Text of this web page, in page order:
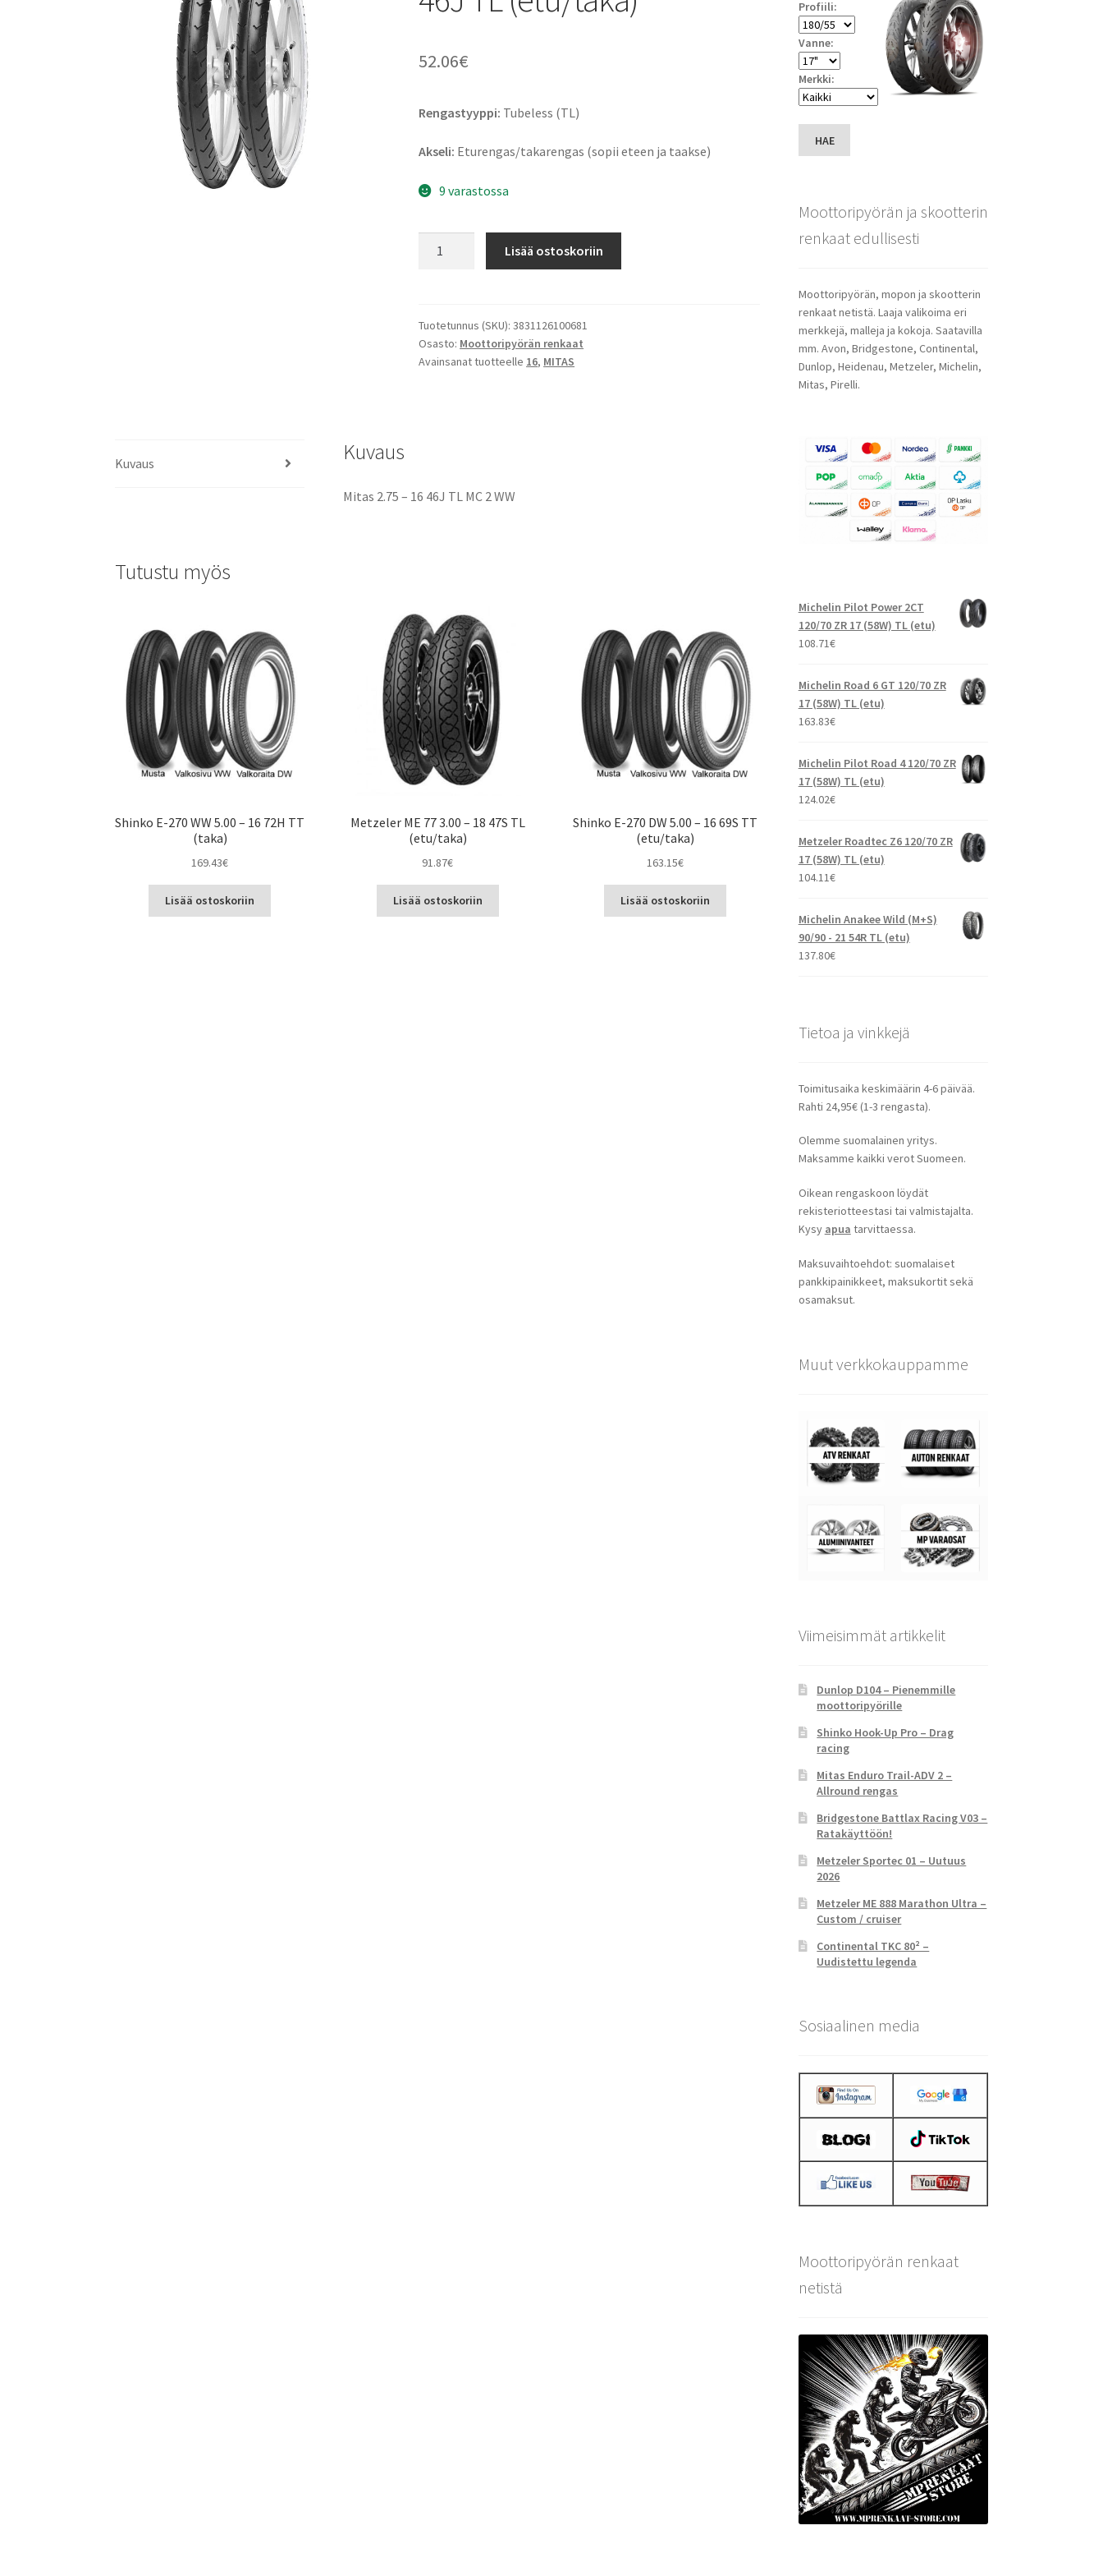
52.06€
Rengastyyppi: Tubeless (TL)
Akseli: Eturengas/takarengas (sopii eteen ja taakse)
9 varastossa
2.75
-
16
Lisää ostoskoriin
Tuotetunnus (SKU):3831126100681
Osasto: Moottoripyörän renkaat
Avainsanat tuotteelle 16, MITAS
Kuvaus Kuvaus
Mitas 2.75 – 16 46J TL MC 2 WW
Tutustu myös
Shinko E-270 WW 5.00 – 16 72H TT
(taka)
169.43€
Lisää ostoskoriin
Metzeler ME 77 3.00 – 18 47S TL
(etu/taka)
91.87€
Lisää ostoskoriin
Shinko E-270 DW 5.00 – 16 69S TT
(etu/taka)
163.15€
Lisää ostoskoriin
Profiili:
Vanne:
Merkki:
HAE
Moottoripyörän ja skootterin
renkaat edullisesti
Moottoripyörän, mopon ja skootterin
renkaat netistä. Laaja valikoima eri
merkkejä, malleja ja kokoja. Saatavilla
mm. Avon, Bridgestone, Continental,
Dunlop, Heidenau, Metzeler, Michelin,
Mitas, Pirelli.
Michelin Pilot Power 2CT
120/70 ZR 17 (58W) TL (etu)
108.71€
Michelin Road 6 GT 120/70 ZR
17 (58W) TL (etu)
163.83€
Michelin Pilot Road 4 120/70 ZR
17 (58W) TL (etu)
124.02€
Metzeler Roadtec Z6 120/70 ZR
17 (58W) TL (etu)
104.11€
Michelin Anakee Wild (M+S)
90/90 - 21 54R TL (etu)
137.80€
Tietoa ja vinkkejä
Toimitusaika keskimäärin 4-6 päivää.
Rahti 24,95€ (1-3 rengasta).
Olemme suomalainen yritys.
Maksamme kaikki verot Suomeen.
Oikean rengaskoon löydät
rekisteriotteestasi tai valmistajalta.
Kysy apua tarvittaessa.
Maksuvaihtoehdot: suomalaiset
pankkipainikkeet, maksukortit sekä
osamaksut.
Muut verkkokauppamme
Viimeisimmät artikkelit
Dunlop D104 – Pienemmille
moottoripyörille
Shinko Hook-Up Pro – Drag
racing
Mitas Enduro Trail-ADV 2 –
Allround rengas
Bridgestone Battlax Racing V03 –
Ratakäyttöön!
Metzeler Sportec 01 – Uutuus
2026
Metzeler ME 888 Marathon Ultra –
Custom / cruiser
Continental TKC 80² –
Uudistettu legenda
Sosiaalinen media
Moottoripyörän renkaat
netistä